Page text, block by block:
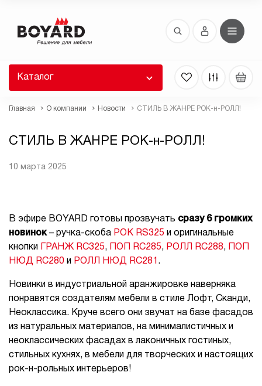
Каталог
Главная О компании Новости СТИЛЬ В ЖАНРЕ РОК-н-РОЛЛ!
СТИЛЬ В ЖАНРЕ РОК-н-РОЛЛ!
10 марта 2025
В эфире BOYARD готовы прозвучать сразу 6 громких
новинок– ручка-скоба РОК RS325 и оригинальные
кнопки
ГРАНЖ RC325, ПОП RC285, РОЛЛ RC288,
ПОП
НЮД RC280 и РОЛЛ НЮД RC281 .
Новинки в индустриальной аранжировке наверняка
понравятся создателям мебели в стиле Лофт, Сканди,
Неоклассика. Круче всего они звучат на базе фасадов
из натуральных материалов, на минималистичных и
неоклассических фасадах в лаконичных гостиных,
стильных кухнях, в мебели для творческих и настоящих
рок-н-рольных интерьеров!
Восстановление пароля
высланы вам по E-Mail.
ссылку для восстановления